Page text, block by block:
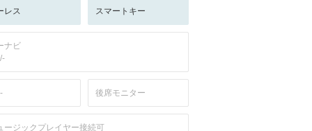
レス スマートキー
ナビ
後席モニター
ージックプレイヤー接続可